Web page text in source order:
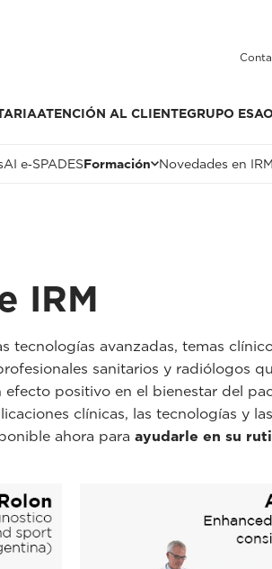
ATENCIÓN AL CLIENTEGRUPO
AI e‑SPADESFormación Novedades en IRM
IRM
tecnologías avanzadas, temas
sanitarios y radiólogos
positivo en el bienestar del
clínicas, las tecnologías y
ahora para ayudarle en su